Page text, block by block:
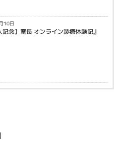
10日
記念】室長 オンライン診療体験記』